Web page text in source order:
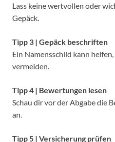
Lass keine wertvollen oder
Gepäck.
Tipp 3 | Gepäck beschriften
Ein Namensschild kann
vermeiden.
Tipp 4 | Bewertungen lesen
Schau dir vor der Abgabe die
an.
Tipp 5 | Versicherung prüfen